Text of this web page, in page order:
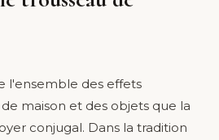
l'ensemble des effets
maison et des objets que la
conjugal. Dans la tradition